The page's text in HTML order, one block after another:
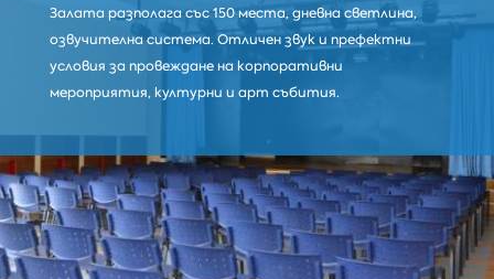
Залата разполага със 150 места, дневна светлина,
озвучителна система. Отличен звук и префектни
условия за провеждане на корпоративни
мероприятия, културни и арт събития.